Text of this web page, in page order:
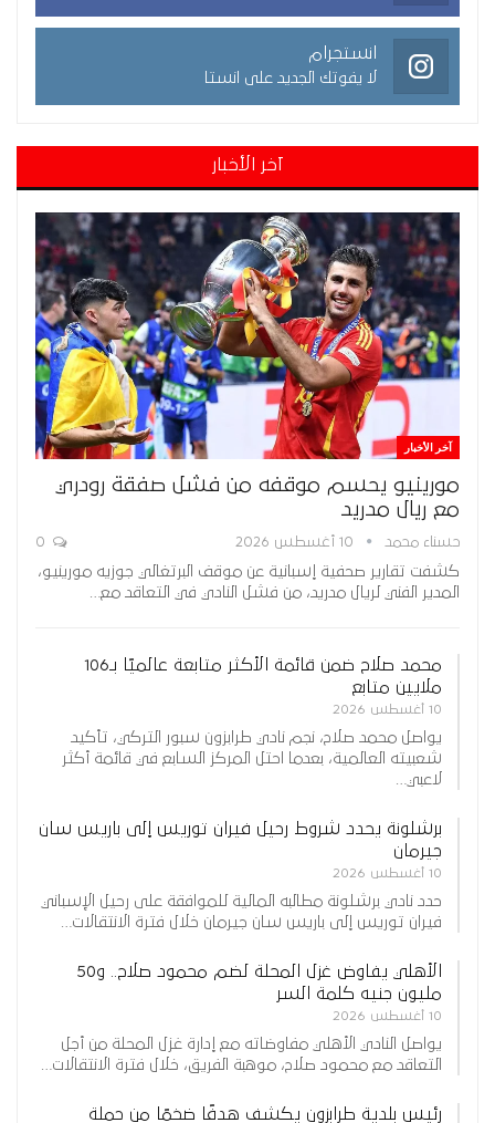
انستجرام
لا يفوتك الجديد على انستا
آخر الأخبار
آخر الأخبار
مورينيو يحسم موقفه من فشل صفقة رودري
مع ريال مدريد
حسناء محمد 10 أغسطس 2026
كشفت تقارير صحفية إسبانية عن موقف البرتغالي جوزيه مورينيو،
المدير الفني لريال مدريد، من فشل النادي في التعاقد مع…
محمد صلاح ضمن قائمة الأكثر متابعة عالميًا بـ106
ملايين متابع
10 أغسطس 2026
يواصل محمد صلاح، نجم نادي طرابزون سبور التركي، تأكيد
شعبيته العالمية، بعدما احتل المركز السابع في قائمة أكثر
لاعبي…
برشلونة يحدد شروط رحيل فيران توريس إلى باريس سان
جيرمان
10 أغسطس 2026
حدد نادي برشلونة مطالبه المالية للموافقة على رحيل الإسباني
فيران توريس إلى باريس سان جيرمان خلال فترة الانتقالات…
الأهلي يفاوض غزل المحلة لضم محمود صلاح.. و50
مليون جنيه كلمة السر
10 أغسطس 2026
يواصل النادي الأهلي مفاوضاته مع إدارة غزل المحلة من أجل
التعاقد مع محمود صلاح، موهبة الفريق، خلال فترة الانتقالات…
رئيس بلدية طرابزون يكشف هدفًا ضخمًا من حملة